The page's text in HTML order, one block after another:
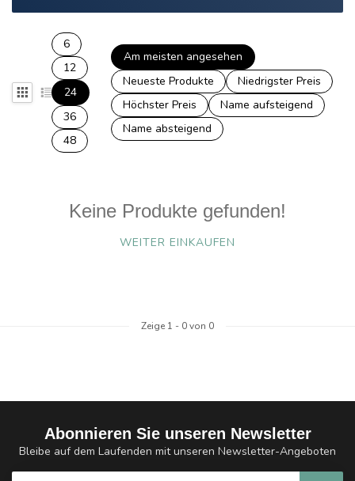
6
12
24
36
48
Am meisten angesehen
Neueste Produkte
Niedrigster Preis
Höchster Preis
Name aufsteigend
Name absteigend
Keine Produkte gefunden!
WEITER EINKAUFEN
Zeige 1 - 0von 0
Abonnieren Sie unseren Newsletter
Bleibe auf dem Laufenden mit unseren Newsletter-Angeboten